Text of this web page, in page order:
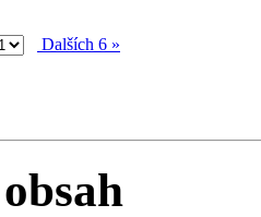
Dalších 6 »